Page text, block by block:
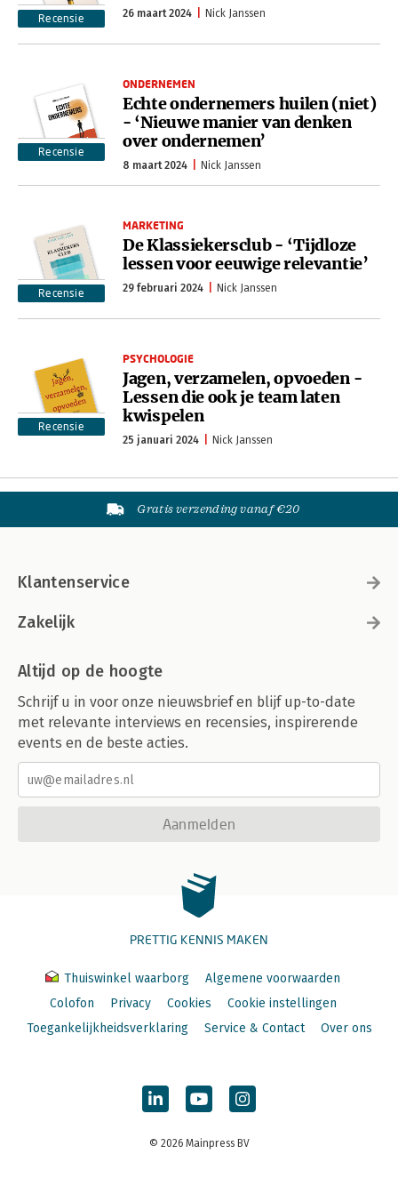
Recensie 26 maart 2024 Nick Janssen
Recensie
ONDERNEMEN
Echte ondernemers huilen (niet)
- ‘Nieuwe manier van denken
over ondernemen’
8 maart 2024 Nick Janssen
Recensie
MARKETING
De Klassiekersclub - ‘Tijdloze
lessen voor eeuwige relevantie’
29 februari 2024 Nick Janssen
Recensie
PSYCHOLOGIE
Jagen, verzamelen, opvoeden -
Lessen die ook je team laten
kwispelen
25 januari 2024 Nick Janssen
Gratis verzending vanaf €20
Klantenservice
Zakelijk
Altijd op de hoogte
Schrijf u in voor onze nieuwsbrief en blijf up-to-date
met relevante interviews en recensies, inspirerende
events en de beste acties.
Aanmelden
PRETTIG KENNIS MAKEN
Thuiswinkel waarborg
Algemene voorwaarden
Colofon
Privacy Cookies
Cookie instellingen
Toegankelijkheidsverklaring
Service & Contact Over ons
© 2026 Mainpress BV